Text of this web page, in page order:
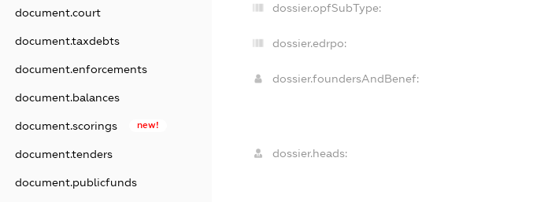
document.court
document.taxdebts
document.enforcements
document.balances
document.scorings new!
document.tenders
document.publicfunds
dossier.opfSubType:
dossier.edrpo:
dossier.foundersAndBenef:
dossier.heads: